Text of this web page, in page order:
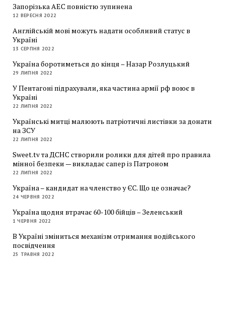
Запорізька АЕС повністю зупинена
12 ВЕРЕСНЯ 2022
Англійській мові можуть надати особливий статус в
Україні
13 СЕРПНЯ 2022
Україна боротиметься до кінця – Назар Розлуцький
29 ЛИПНЯ 2022
У Пентагоні підрахували, яка частина армії рф воює в
Україні
22 ЛИПНЯ 2022
Українські митці малюють патріотичні листівки за донати
на ЗСУ
22 ЛИПНЯ 2022
Sweet.tv та ДСНС створили ролики для дітей про правила
мінної безпеки — викладає сапер із Патроном
22 ЛИПНЯ 2022
Україна – кандидат на членство у ЄС. Що це означає?
24 ЧЕРВНЯ 2022
Україна щодня втрачає 60-100 бійців – Зеленський
1 ЧЕРВНЯ 2022
В Україні зміниться механізм отримання водійського
посвідчення
25 ТРАВНЯ 2022